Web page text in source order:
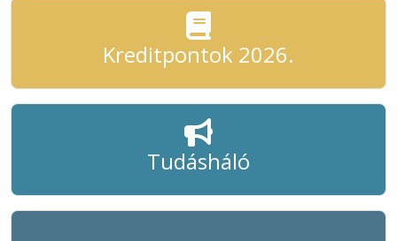
Kreditpontok 2026.
Tudásháló